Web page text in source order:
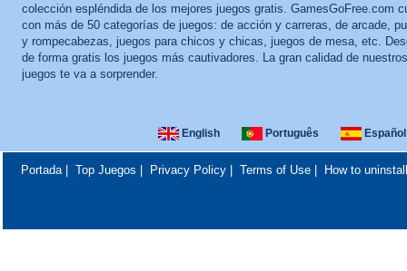
colección espléndida de los mejores juegos gratis. GamesGoFree.com
con más de 50 categorías de juegos: de acción y carreras, de arcade,
y rompecabezas, juegos para chicos y chicas, juegos de mesa, etc.
de forma gratis los juegos más cautivadores. La gran calidad de nuestros
juegos te va a sorprender.
English Português Español
Portada| Top Juegos Privacy Policy| Terms of Use| How to uninstall